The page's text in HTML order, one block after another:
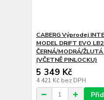
CABERG Výprodej
MODEL DRIFT EVO
ČERNÁ/MODRÁ/
(VČETNĚ PINLOCKU)
5 349 Kč
4 421 Kč bez DPH